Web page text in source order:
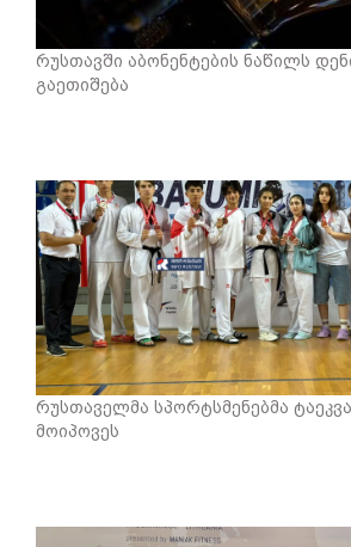
რუსთავში აბონენტების ნაწილს
გაეთიშება
რუსთაველმა სპორტსმენებმა
მოიპოვეს